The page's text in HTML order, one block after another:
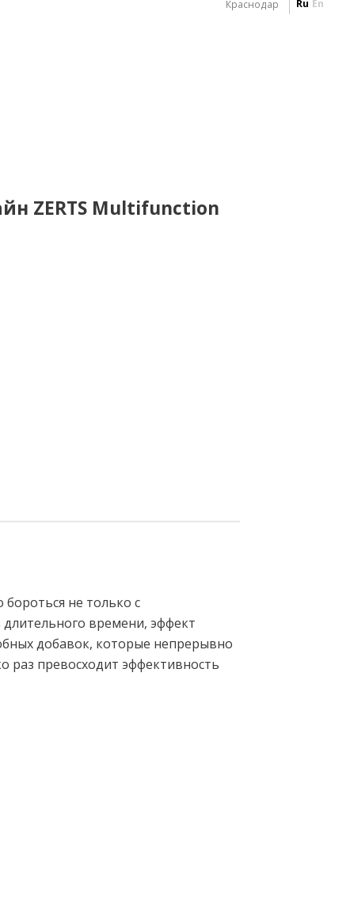
Краснодар Ru En
ZERTS Multifunction
не только с
времени, эффект
добавок, которые непрерывно
превосходит эффективность